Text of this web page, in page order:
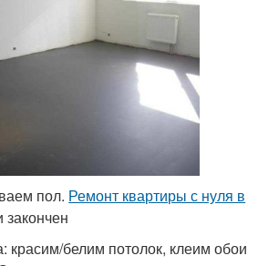
пол. Ремонт квартиры с нуля в
закончен
красим/белим потолок, клеим обои